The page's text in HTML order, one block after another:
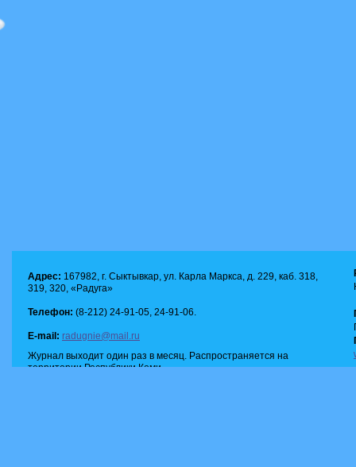
Адрес: 167982, г. Сыктывкар, ул. Карла Маркса, д. 229, каб. 318,
319, 320, «Радуга»
Телефон: (8-212) 24-91-05, 24-91-06.
E-mail: radugnie@mail.ru
Журнал выходит один раз в месяц. Распространяется на
территории Республики Коми.